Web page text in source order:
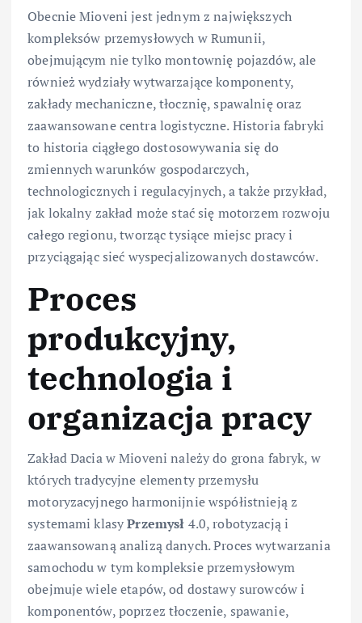
Obecnie Mioveni jest jednym z największych
kompleksów przemysłowych w Rumunii,
obejmującym nie tylko montownię pojazdów, ale
również wydziały wytwarzające komponenty,
zakłady mechaniczne, tłocznię, spawalnię oraz
zaawansowane centra logistyczne. Historia fabryki
to historia ciągłego dostosowywania się do
zmiennych warunków gospodarczych,
technologicznych i regulacyjnych, a także przykład,
jak lokalny zakład może stać się motorzem rozwoju
całego regionu, tworząc tysiące miejsc pracy i
przyciągając sieć wyspecjalizowanych dostawców.
Proces
produkcyjny,
technologia i
organizacja pracy
Zakład Dacia w Mioveni należy do grona fabryk, w
których tradycyjne elementy przemysłu
motoryzacyjnego harmonijnie współistnieją z
systemami klasyPrzemysł 4.0, robotyzacją i
zaawansowaną analizą danych. Proces wytwarzania
samochodu w tym kompleksie przemysłowym
obejmuje wiele etapów, od dostawy surowców i
komponentów, poprzez tłoczenie, spawanie,